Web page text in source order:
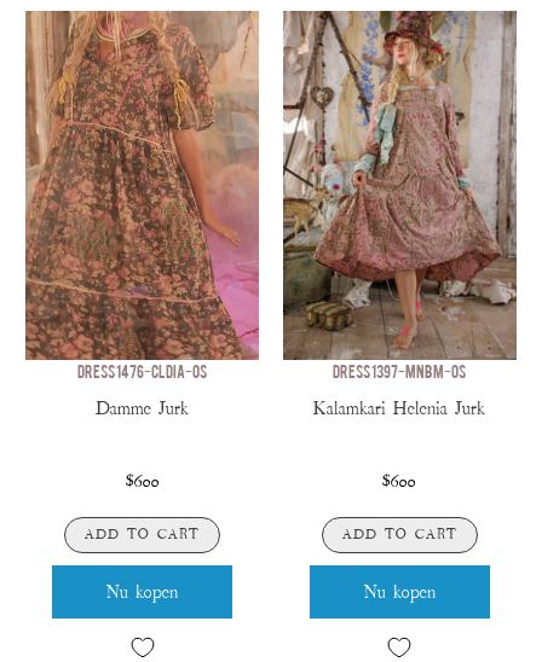
DRESS 1476-CLDIA-OS
Damme Jurk
$600
ADD TO CART
Nu kopen
DRESS 1397-MNBM-OS
Kalamkari Helenia Jurk
$600
ADD TO CART
Nu kopen